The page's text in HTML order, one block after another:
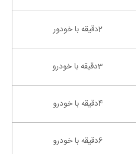
2دقیقه با خودور
3دقیقه با خودرو
4دقیقه با خودرو
6دقیقه با خودرو